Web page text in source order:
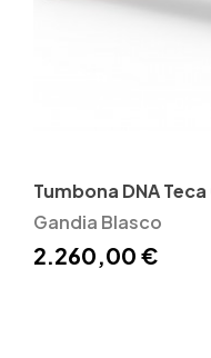
Tumbona DNA
Gandia Blasco
2.260,00 €